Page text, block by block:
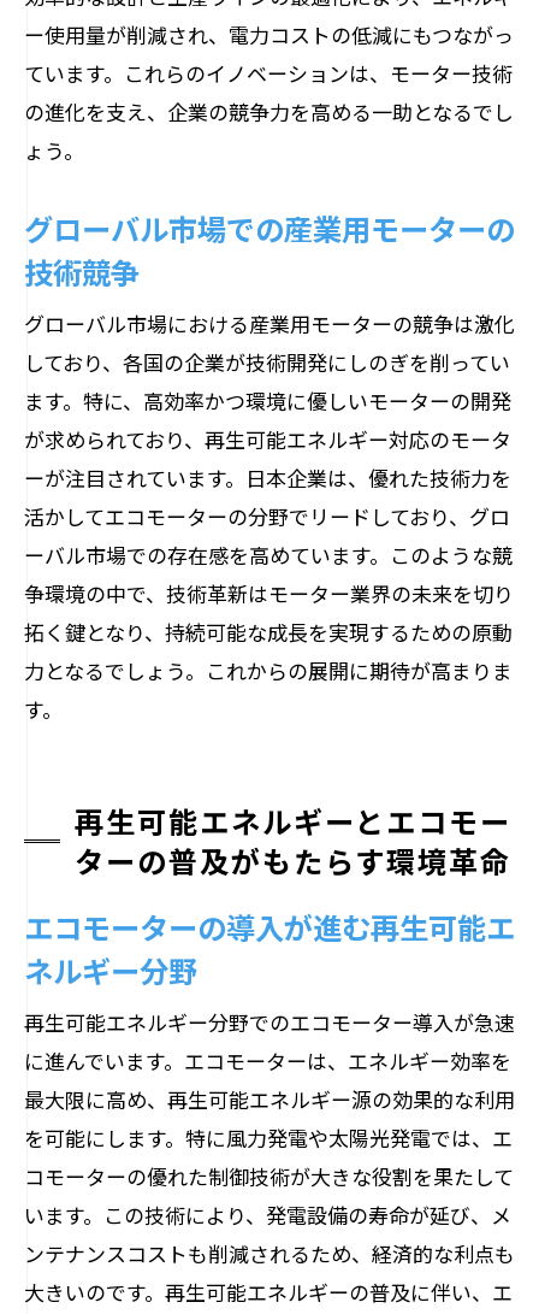
クト紹介
最新技術によるモーター性能向上の事例
業界をリードする企業の技術革新事例
異業種コラボレーションがもたらす技術
革新
未来予測
環境負荷を低減するためのモーター技術の新
しい挑戦
エネルギー消費を抑えるモーター技術の
最新動向
環境対応型モーターの開発における挑戦
と成果
持続可能な社会を実現するためのモータ
ー技術
ンド
ゼロエミッションを目指すモーター技術
の取り組み
ー使用量が削減され、電力コストの低減にもつながっ
ています。これらのイノベーションは、モーター技術
の進化を支え、企業の競争力を高める一助となるでし
ょう。
グローバル市場での産業用モーターの
技術競争
グローバル市場における産業用モーターの競争は激化
しており、各国の企業が技術開発にしのぎを削ってい
ます。特に、高効率かつ環境に優しいモーターの開発
が求められており、再生可能エネルギー対応のモータ
ーが注目されています。日本企業は、優れた技術力を
活かしてエコモーターの分野でリードしており、グロ
ーバル市場での存在感を高めています。このような競
争環境の中で、技術革新はモーター業界の未来を切り
拓く鍵となり、持続可能な成長を実現するための原動
力となるでしょう。これからの展開に期待が高まりま
す。
再生可能エネルギーとエコモー
ターの普及がもたらす環境革命
エコモーターの導入が進む再生可能エ
ネルギー分野
再生可能エネルギー分野でのエコモーター導入が急速
に進んでいます。エコモーターは、エネルギー効率を
最大限に高め、再生可能エネルギー源の効果的な利用
を可能にします。特に風力発電や太陽光発電では、エ
コモーターの優れた制御技術が大きな役割を果たして
います。この技術により、発電設備の寿命が延び、メ
ンテナンスコストも削減されるため、経済的な利点も
大きいのです。再生可能エネルギーの普及に伴い、エ